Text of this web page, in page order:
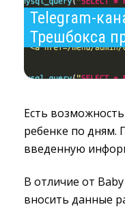
Telegram-
Трешбокса
Есть
ребенке по дням.
введенную
В отличие от
вносить данные